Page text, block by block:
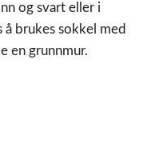
og svart eller i
brukes sokkel med
en grunnmur.